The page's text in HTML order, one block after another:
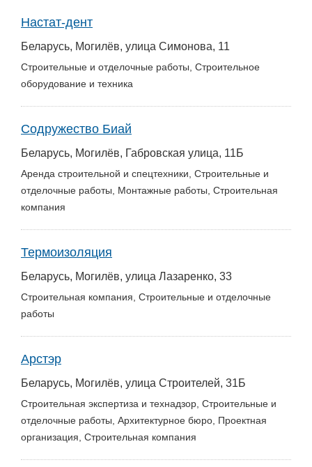
Настат-дент
Беларусь, Могилёв, улица Симонова, 11
Строительные и отделочные работы, Строительное
оборудование и техника
Содружество Биай
Беларусь, Могилёв, Габровская улица, 11Б
Аренда строительной и спецтехники, Строительные и
отделочные работы, Монтажные работы, Строительная
компания
Термоизоляция
Беларусь, Могилёв, улица Лазаренко, 33
Строительная компания, Строительные и отделочные
работы
Арстэр
Беларусь, Могилёв, улица Строителей, 31Б
Строительная экспертиза и технадзор, Строительные и
отделочные работы, Архитектурное бюро, Проектная
организация, Строительная компания